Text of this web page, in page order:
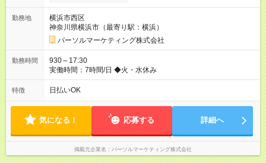
勤務地
横浜市西区
神奈川県横浜市（最寄り駅：横浜）
パーソルマーケティング株式会社
勤務時間
930～17:30
実働時間：7時間/日 ◆火・水休み
特徴 日払いOK
気になる！ 応募する 詳細へ
掲載元企業名 パーソルマーケティング株式会社